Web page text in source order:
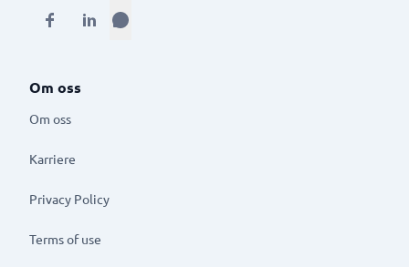
Om oss
Om oss
Karriere
Privacy Policy
Terms of use